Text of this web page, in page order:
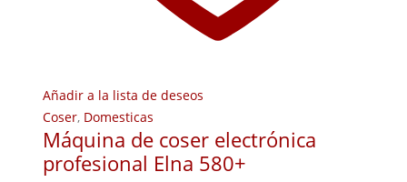
Añadir a la lista de deseos
Coser, Domesticas
Máquina de coser electrónica
profesional Elna 580+